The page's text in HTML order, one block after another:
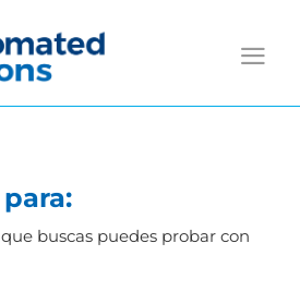
buscas puedes probar con